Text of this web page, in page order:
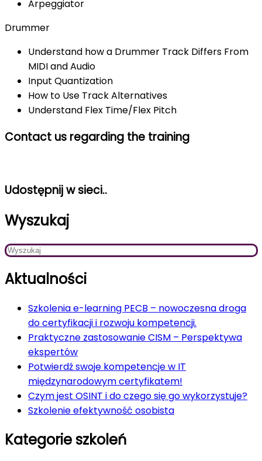
Arpeggiator
Drummer
Understand how a Drummer Track Differs From
MIDI and Audio
Input Quantization
How to Use Track Alternatives
Understand Flex Time/Flex Pitch
Contact us regarding the training
Udostępnij w sieci..
Wyszukaj
Aktualności
Szkolenia e-learning PECB – nowoczesna droga
do certyfikacji i rozwoju kompetencji.
Praktyczne zastosowanie CISM – Perspektywa
ekspertów
Potwierdź swoje kompetencje w IT
międzynarodowym certyfikatem!
Czym jest OSINT i do czego się go wykorzystuje?
Szkolenie efektywność osobista
Kategorie szkoleń